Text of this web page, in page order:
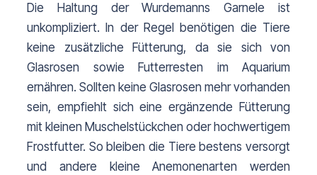
Die Haltung der Wurdemanns Garnele ist
unkompliziert. In der Regel benötigen die Tiere
keine zusätzliche Fütterung, da sie sich von
Glasrosen sowie Futterresten im Aquarium
ernähren. Sollten keine Glasrosen mehr vorhanden
sein, empfiehlt sich eine ergänzende Fütterung
mit kleinen Muschelstückchen oder hochwertigem
Frostfutter. So bleiben die Tiere bestens versorgt
und andere kleine Anemonenarten werden